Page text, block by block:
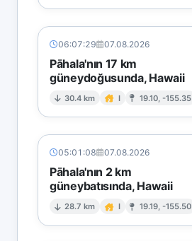
06:07:29 07.08.2026
Pāhala'nın 17 km
güneydoğusunda, Hawaii
30.4 km I 19.10, -155.35
05:01:08 07.08.2026
Pāhala'nın 2 km
güneybatısında, Hawaii
28.7 km I 19.19, -155.50